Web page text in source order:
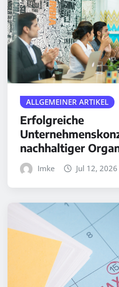
ALLGEMEINER ARTIKEL
Erfolgreiche
nachhaltiger
Imke Jul 12, 2026